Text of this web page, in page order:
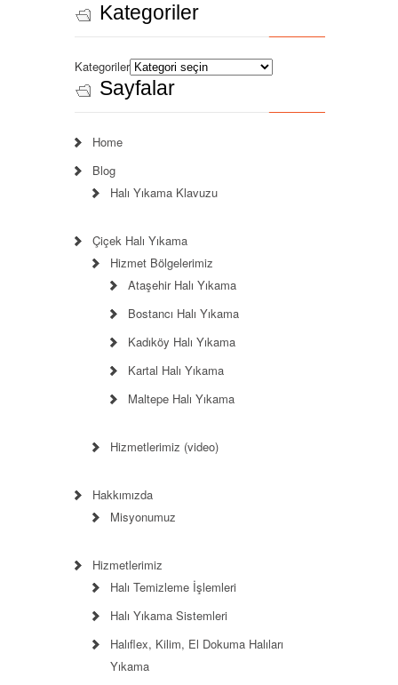
Kategoriler
Kategoriler
Sayfalar
Home
Blog
Halı Yıkama Klavuzu
Çiçek Halı Yıkama
Hizmet Bölgelerimiz
Ataşehir Halı Yıkama
Bostancı Halı Yıkama
Kadıköy Halı Yıkama
Kartal Halı Yıkama
Maltepe Halı Yıkama
Hizmetlerimiz (video)
Hakkımızda
Misyonumuz
Hizmetlerimiz
Halı Temizleme İşlemleri
Halı Yıkama Sistemleri
Halıflex, Kilim, El Dokuma Halıları
Yıkama